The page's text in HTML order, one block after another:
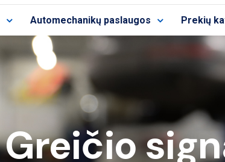
Automechanikų paslaugos Prekių
Greičio